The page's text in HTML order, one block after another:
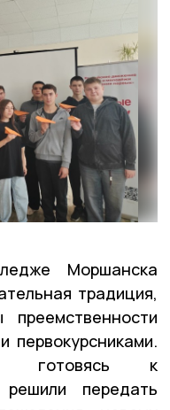
Моршанска
традиция,
преемственности
первокурсниками.
готовясь к
решили передать